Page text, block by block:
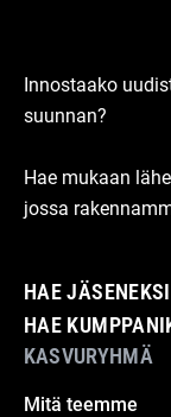
Innostaako
suunnan?
Hae mukaan
jossa
HAE JÄSENEKSI
HAE
KASVURYHMÄ
Mitä teemme